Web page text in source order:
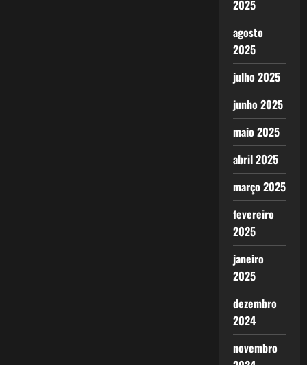
2025
agosto
2025
julho 2025
junho 2025
maio 2025
abril 2025
março 2025
fevereiro
2025
janeiro
2025
dezembro
2024
novembro